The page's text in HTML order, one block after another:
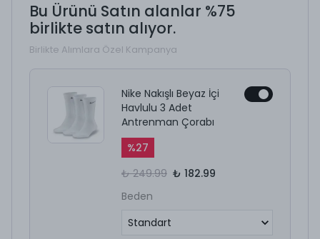
Bu Ürünü Satın alanlar %75
birlikte satın alıyor.
Birlikte Alımlara Özel Kampanya
Nike Nakışlı Beyaz İçi
Havlulu 3 Adet
Antrenman Çorabı
%27
₺ 249.99 ₺ 182.99
Beden